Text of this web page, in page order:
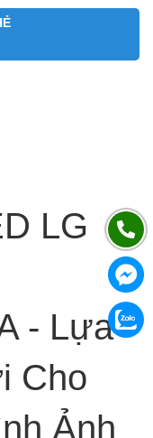
LG
- Lựa
Cho
Ảnh